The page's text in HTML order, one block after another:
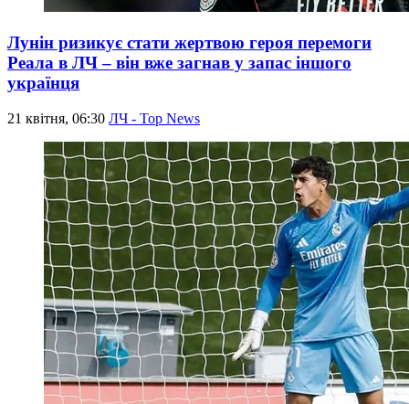
Лунін ризикує стати жертвою героя перемоги
Реала в ЛЧ – він вже загнав у запас іншого
українця
21 квітня, 06:30 ЛЧ - Top News